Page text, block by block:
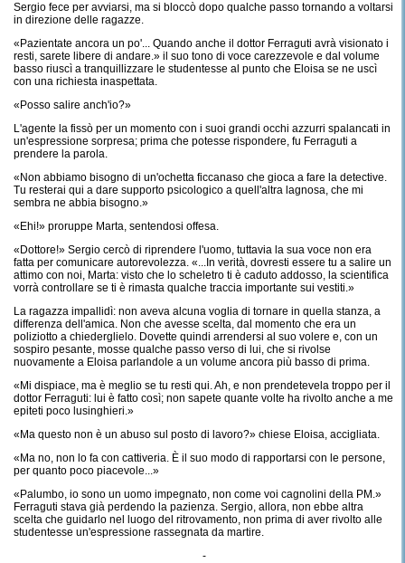
Sergio fece per avviarsi, ma si bloccò dopo qualche passo tornando a voltarsi
in direzione delle ragazze.
«Pazientate ancora un po'... Quando anche il dottor Ferraguti avrà visionato i
resti, sarete libere di andare.» il suo tono di voce carezzevole e dal volume
basso riuscì a tranquillizzare le studentesse al punto che Eloisa se ne uscì
con una richiesta inaspettata.
«Posso salire anch'io?»
L'agente la fissò per un momento con i suoi grandi occhi azzurri spalancati in
un'espressione sorpresa; prima che potesse rispondere, fu Ferraguti a
prendere la parola.
«Non abbiamo bisogno di un'ochetta ficcanaso che gioca a fare la detective.
Tu resterai qui a dare supporto psicologico a quell'altra lagnosa, che mi
sembra ne abbia bisogno.»
«Ehi!» proruppe Marta, sentendosi offesa.
«Dottore!» Sergio cercò di riprendere l'uomo, tuttavia la sua voce non era
fatta per comunicare autorevolezza. «...In verità, dovresti essere tu a salire un
attimo con noi, Marta: visto che lo scheletro ti è caduto addosso, la scientifica
vorrà controllare se ti è rimasta qualche traccia importante sui vestiti.»
La ragazza impallidì: non aveva alcuna voglia di tornare in quella stanza, a
differenza dell'amica. Non che avesse scelta, dal momento che era un
poliziotto a chiederglielo. Dovette quindi arrendersi al suo volere e, con un
sospiro pesante, mosse qualche passo verso di lui, che si rivolse
nuovamente a Eloisa parlandole a un volume ancora più basso di prima.
«Mi dispiace, ma è meglio se tu resti qui. Ah, e non prendetevela troppo per il
dottor Ferraguti: lui è fatto così; non sapete quante volte ha rivolto anche a me
epiteti poco lusinghieri.»
«Ma questo non è un abuso sul posto di lavoro?» chiese Eloisa, accigliata.
«Ma no, non lo fa con cattiveria. È il suo modo di rapportarsi con le persone,
per quanto poco piacevole...»
«Palumbo, io sono un uomo impegnato, non come voi cagnolini della PM.»
Ferraguti stava già perdendo la pazienza. Sergio, allora, non ebbe altra
scelta che guidarlo nel luogo del ritrovamento, non prima di aver rivolto alle
studentesse un'espressione rassegnata da martire.
-